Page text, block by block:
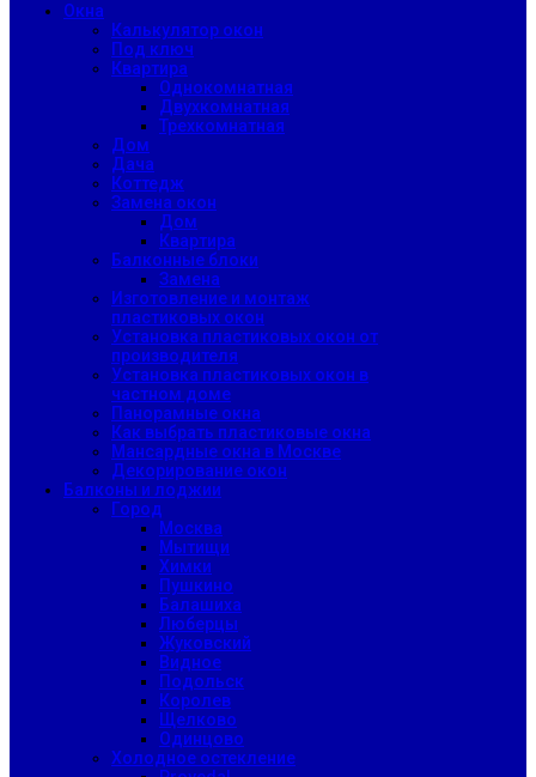
Окна
Калькулятор окон
Под ключ
Квартира
Однокомнатная
Двухкомнатная
Трехкомнатная
Дом
Дача
Коттедж
Замена окон
Дом
Квартира
Балконные блоки
Замена
Изготовление и монтаж
пластиковых окон
Установка пластиковых окон от
производителя
Установка пластиковых окон в
частном доме
Панорамные окна
Как выбрать пластиковые окна
Мансардные окна в Москве
Декорирование окон
Балконы и лоджии
Город
Москва
Мытищи
Химки
Пушкино
Балашиха
Люберцы
Жуковский
Видное
Подольск
Королев
Щелково
Одинцово
Холодное остекление